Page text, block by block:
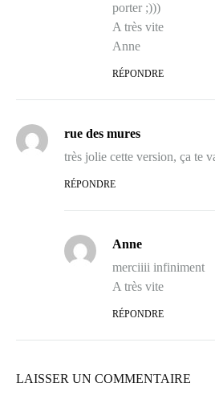
porter ;)))
A très vite
Anne
RÉPONDRE
rue des mures
très jolie cette version, ça te
RÉPONDRE
Anne
merciiii infiniment
A très vite
RÉPONDRE
LAISSER UN COMMENTAIRE